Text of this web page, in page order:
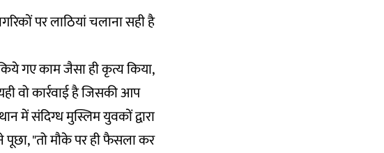
पर लाठियां चलाना सही है
गए काम जैसा ही कृत्य किया,
वो कार्रवाई है जिसकी आप
में संदिग्ध मुस्लिम युवकों द्वारा
पूछा, "तो मौके पर ही फैसला कर